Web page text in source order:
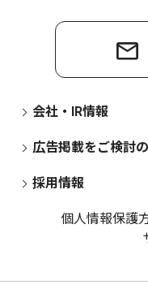
会社・IR情報
広告掲載をご検討
採用情報
個人情報保護